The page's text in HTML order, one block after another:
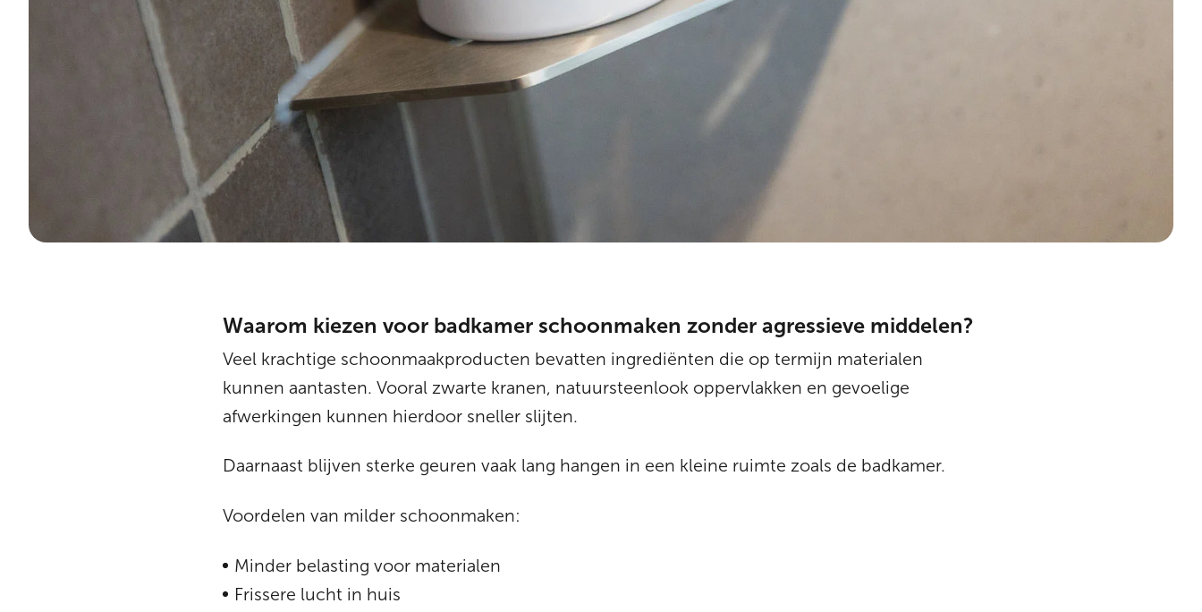
Waarom kiezen voor badkamer schoonmaken zonder agressieve middelen?
Veel krachtige schoonmaakproducten bevatten ingrediënten die op termijn materialen
kunnen aantasten. Vooral zwarte kranen, natuursteenlook oppervlakken en gevoelige
afwerkingen kunnen hierdoor sneller slijten.
Daarnaast blijven sterke geuren vaak lang hangen in een kleine ruimte zoals de badkamer.
Voordelen van milder schoonmaken:
Minder belasting voor materialen
Frissere lucht in huis